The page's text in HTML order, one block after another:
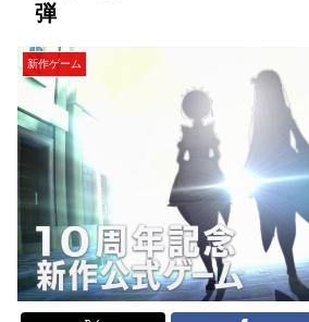
弾
新作ゲーム